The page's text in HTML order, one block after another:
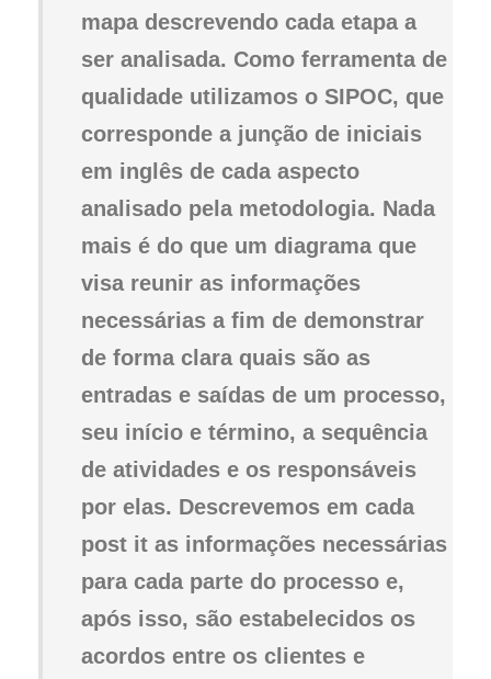
mapa descrevendo cada etapa a
ser analisada. Como ferramenta de
qualidade utilizamos o SIPOC, que
corresponde a junção de iniciais
em inglês de cada aspecto
analisado pela metodologia. Nada
mais é do que um diagrama que
visa reunir as informações
necessárias a fim de demonstrar
de forma clara quais são as
entradas e saídas de um processo,
seu início e término, a sequência
de atividades e os responsáveis
por elas. Descrevemos em cada
post it as informações necessárias
para cada parte do processo e,
após isso, são estabelecidos os
acordos entre os clientes e